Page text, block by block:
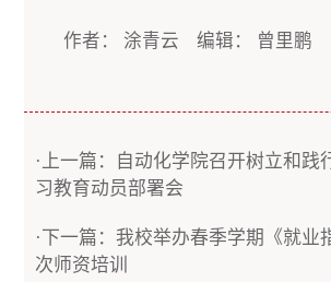
作者： 涂青云 编辑： 曾里鹏
·上一篇：自动化学院召开树立和践
习教育动员部署会
·下一篇：我校举办春季学期《就业
次师资培训